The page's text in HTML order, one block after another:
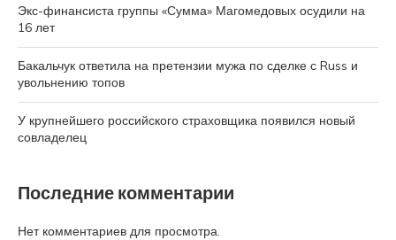
Экс-финансиста группы «Сумма» Магомедовых осудили на
16 лет
Бакальчук ответила на претензии мужа по сделке с Russ и
увольнению топов
У крупнейшего российского страховщика появился новый
совладелец
Последние комментарии
Нет комментариев для просмотра.